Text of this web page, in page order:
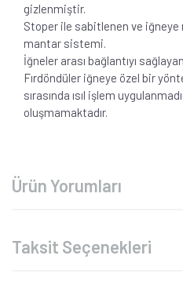
gizlenmiştir.
Stoper ile sabitlenen ve
mantar sistemi.
İğneler arası bağlantıyı
Fırdöndüler iğneye özel bir
sırasında ısıl işlem
oluşmamaktadır.
Ürün Yorumları
Taksit Seçenekleri